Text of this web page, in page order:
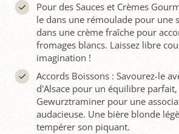
Pour des Sauces et Crèmes
le dans une rémoulade pour une
dans une crème fraîche pour
fromages blancs. Laissez libre
imagination !
Accords Boissons : Savourez-le
d'Alsace pour un équilibre
Gewurztraminer pour une
audacieuse. Une bière blonde
tempérer son piquant.